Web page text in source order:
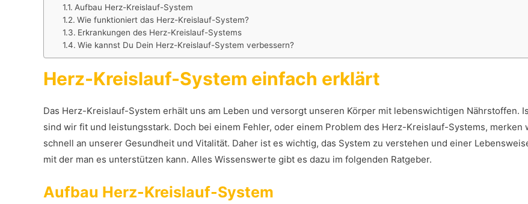
Aufbau Herz-Kreislauf-System
Wie funktioniert das Herz-Kreislauf-System?
Erkrankungen des Herz-Kreislauf-Systems
Wie kannst Du Dein Herz-Kreislauf-System verbessern?
Herz-Kreislauf-System einfach erklärt
Das Herz-Kreislauf-System erhält uns am Leben und versorgt unseren Körper mit lebenswichtigen Nährstoffen.
sind wir fit und leistungsstark. Doch bei einem Fehler, oder einem Problem des Herz-Kreislauf-Systems, merken
schnell an unserer Gesundheit und Vitalität. Daher ist es wichtig, das System zu verstehen und einer
mit der man es unterstützen kann. Alles Wissenswerte gibt es dazu im folgenden Ratgeber.
Aufbau Herz-Kreislauf-System